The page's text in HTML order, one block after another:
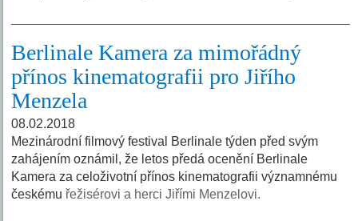
Berlinale Kamera za mimořádný
přínos kinematografii pro Jiřího
Menzela
08.02.2018
Mezinárodní filmový festival Berlinale týden před svým
zahájením oznámil, že letos předá ocenění Berlinale
Kamera za celoživotní přínos kinematografii významnému
českému řežisérovi a herci Jiřími Menzelovi.